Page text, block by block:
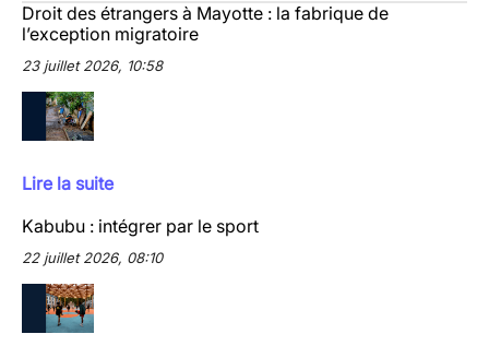
Droit des étrangers à Mayotte : la fabrique de
l’exception migratoire
23 juillet 2026, 10:58
Lire la suite
Kabubu : intégrer par le sport
22 juillet 2026, 08:10